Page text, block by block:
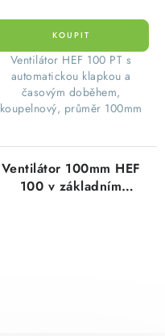
​ Ventilátor HEF 100 PT s
automatickou klapkou a
časovým doběhem,
koupelnový, průměr 100mm
Ventilátor 100mm HEF
100 v základním